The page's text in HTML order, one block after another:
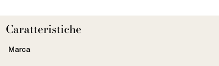
Caratteristiche
Marca